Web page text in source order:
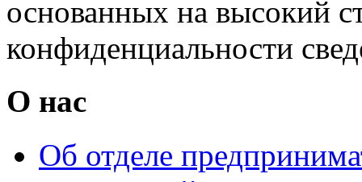
основанных на высокий
конфиденциальности
О нас
Об отделе